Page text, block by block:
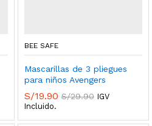
BEE SAFE
Mascarillas de 3 pliegues
para niños Avengers
S/19.90 S/29.90 IGV
Incluido.